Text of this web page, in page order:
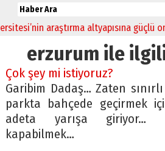
araştırma altyapısına güçlü onay
erzurum ile
Çok şey mi istiyoruz?
Garibim Dadaş… Zaten
parkta bahçede geçirmek
adeta yarışa giriyor…
kapabilmek…